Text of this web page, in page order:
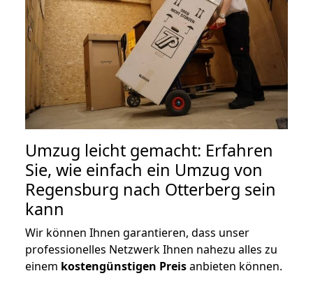
Umzug leicht gemacht: Erfahren
Sie, wie einfach ein Umzug von
Regensburg nach Otterberg sein
kann
Wir können Ihnen garantieren, dass unser
professionelles Netzwerk Ihnen nahezu alles zu
einem kostengünstigen Preisanbieten können.